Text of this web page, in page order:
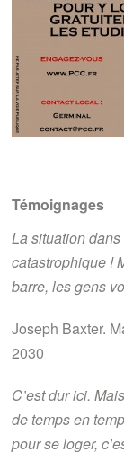
Témoignages
La situation
catastrophique !
barre, les gens
Joseph Baxter.
2030
C’est dur ici.
de temps en
pour se loger,